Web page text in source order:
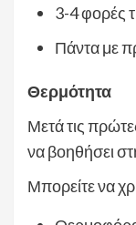
3-4 φορές
Πάντα με
Θερμότητα
Μετά τις
να βοηθήσει
Μπορείτε να